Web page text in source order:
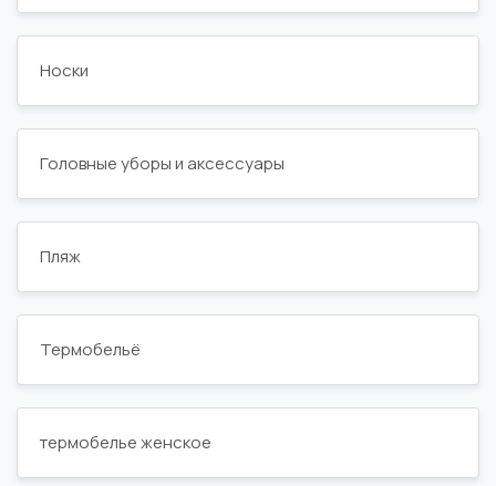
Носки
Головные уборы и аксессуары
Пляж
Термобельё
термобелье женское